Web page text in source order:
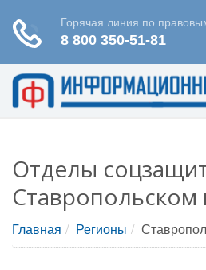
Отделы
Ставропольском
Главная Регионы